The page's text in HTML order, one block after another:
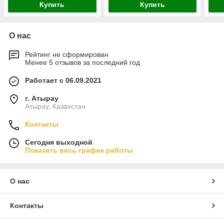
Купить Купить
О нас
Рейтинг не сформирован
Менее 5 отзывов за последний год
Работает с 06.09.2021
г. Атырау
Атырау, Казахстан
Контакты
Сегодня выходной
Показать весь график работы
О нас
Контакты